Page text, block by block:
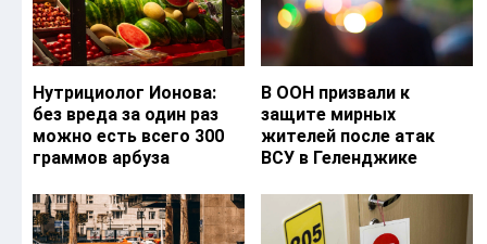
Нутрициолог Ионова:
без вреда за один раз
можно есть всего 300
граммов арбуза
В ООН призвали к
защите мирных
жителей после атак
ВСУ в Геленджике